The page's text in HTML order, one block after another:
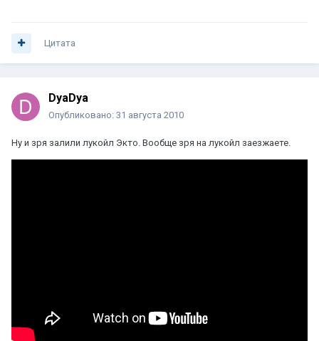
Цитата
DyaDya
Опубликовано: 31 августа 2010
Ну и зря залили лукойл Экто. Вообще зря на лукойл заезжаете.